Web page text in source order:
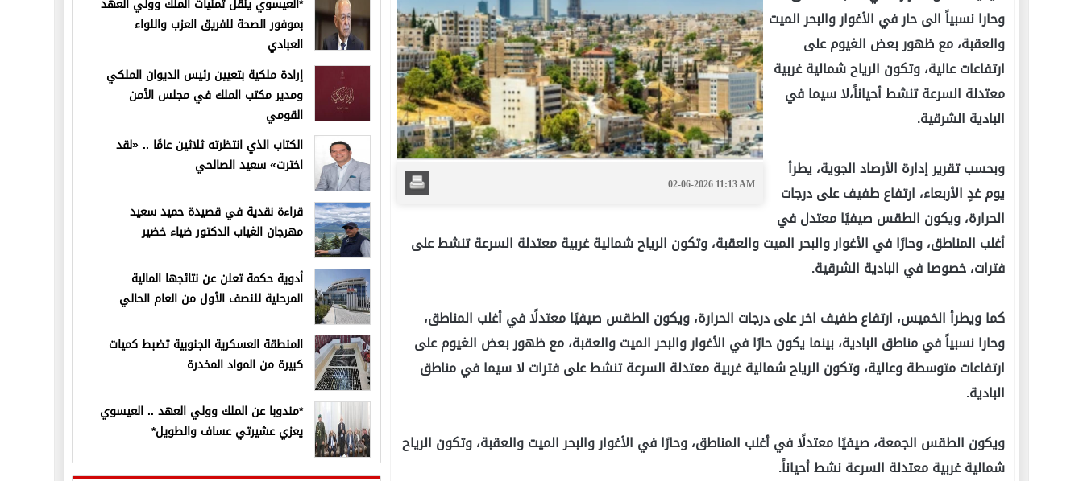
02-06-2026 11:13 AM
وحارا نسبياً الى حار في الأغوار والبحر الميت
والعقبة، مع ظهور بعض الغيوم على
ارتفاعات عالية، وتكون الرياح شمالية غربية
معتدلة السرعة تنشط أحياناً،لا سيما في
البادية الشرقية.
وبحسب تقرير إدارة الأرصاد الجوية، يطرأ
يوم غدٍ الأربعاء، ارتفاع طفيف على درجات
الحرارة، ويكون الطقس صيفيًا معتدل في
أغلب المناطق، وحارًا في الأغوار والبحر الميت والعقبة، وتكون الرياح شمالية غربية معتدلة السرعة تنشط على
فترات، خصوصا في البادية الشرقية.
كما ويطرأ الخميس، ارتفاع طفيف اخر على درجات الحرارة، ويكون الطقس صيفيًا معتدلًا في أغلب المناطق،
وحارا نسبياً في مناطق البادية، بينما يكون حارًا في الأغوار والبحر الميت والعقبة، مع ظهور بعض الغيوم على
ارتفاعات متوسطة وعالية، وتكون الرياح شمالية غربية معتدلة السرعة تنشط على فترات لا سيما في مناطق
البادية.
ويكون الطقس الجمعة، صيفيًا معتدلًا في أغلب المناطق، وحارًا في الأغوار والبحر الميت والعقبة، وتكون الرياح
شمالية غربية معتدلة السرعة نشط أحياناً.
*العيسوي ينقل تمنيات الملك وولي العهد
بموفور الصحة للفريق العزب واللواء
العبادي
إرادة ملكية بتعيين رئيس الديوان الملكي
ومدير مكتب الملك في مجلس الأمن
القومي
الكتاب الذي انتظرته ثلاثين عامًا .. «لقد
اخترت» سعيد الصالحي
قراءة نقدية في قصيدة حميد سعيد
مهرجان الغياب الدكتور ضياء خضير
أدوية حكمة تعلن عن نتائجها المالية
المرحلية للنصف الأول من العام الحالي
المنطقة العسكرية الجنوبية تضبط كميات
كبيرة من المواد المخدرة
*مندوبا عن الملك وولي العهد .. العيسوي
يعزي عشيرتي عساف والطويل*